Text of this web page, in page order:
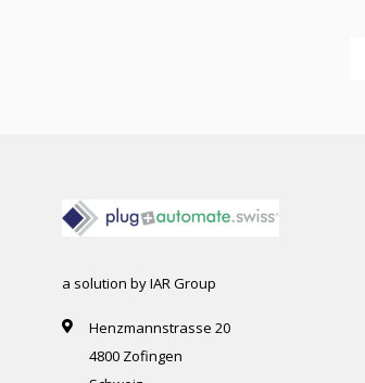
a solution by IAR Group
Henzmannstrasse 20
4800 Zofingen